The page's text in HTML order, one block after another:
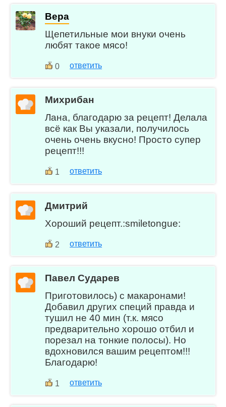
Вера
Щепетильные мои внуки очень
любят такое мясо!
0 ответить
Михрибан
Лана, благодарю за рецепт! Делала
всё как Вы указали, получилось
очень очень вкусно! Просто супер
рецепт!!!
1 ответить
Дмитрий
Хороший рецепт.:smiletongue:
2 ответить
Павел Сударев
Приготовилось) с макаронами!
Добавил других специй правда и
тушил не 40 мин (т.к. мясо
предварительно хорошо отбил и
порезал на тонкие полосы). Но
вдохновился вашим рецептом!!!
Благодарю!
1 ответить